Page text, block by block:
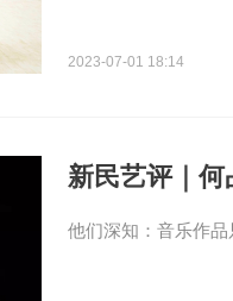
2023-07-01 18:14
新民艺评｜
他们深知：音乐作